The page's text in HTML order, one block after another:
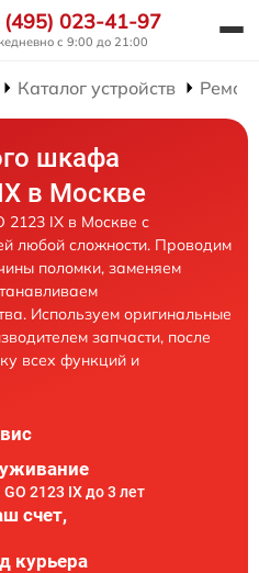
(495) 023-41-97
с 9:00 до 21:00
Каталог устройств
шкафа
в Москве
2123 IX в Москве с
любой сложности. Проводим
поломки, заменяем
Используем оригинальные
запчасти, после
всех функций и
2123 IX до 3 лет
счет,
курьера